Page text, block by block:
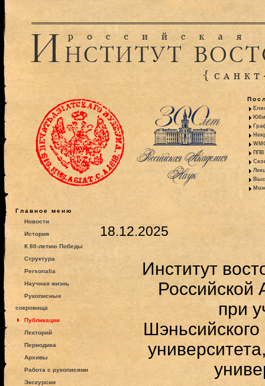
ППВ
Главное меню
Новости
История
К 80-летию Победы
Структура
Personalia
Научная жизнь
Рукописные
сокровища
Публикации
Лекторий
Периодика
Архивы
Работа с рукописями
Экскурсии
18.12.2025
Институт
Российской
при
Шэньсийского